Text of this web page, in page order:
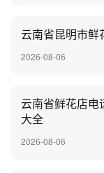
云南省昆明市鲜
2026-08-06
云南省鲜花店电
大全
2026-08-06